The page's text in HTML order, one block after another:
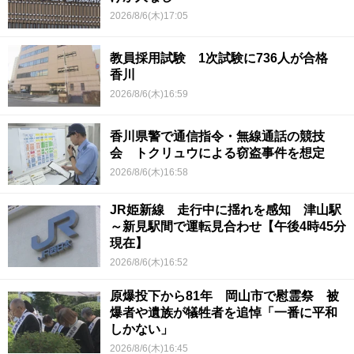
2026/8/6(木)17:05
教員採用試験 1次試験に736人が合格
香川
2026/8/6(木)16:59
香川県警で通信指令・無線通話の競技
会 トクリュウによる窃盗事件を想定
2026/8/6(木)16:58
JR姫新線 走行中に揺れを感知 津山駅
～新見駅間で運転見合わせ【午後4時45分
現在】
2026/8/6(木)16:52
原爆投下から81年 岡山市で慰霊祭 被
爆者や遺族が犠牲者を追悼「一番に平和
しかない」
2026/8/6(木)16:45